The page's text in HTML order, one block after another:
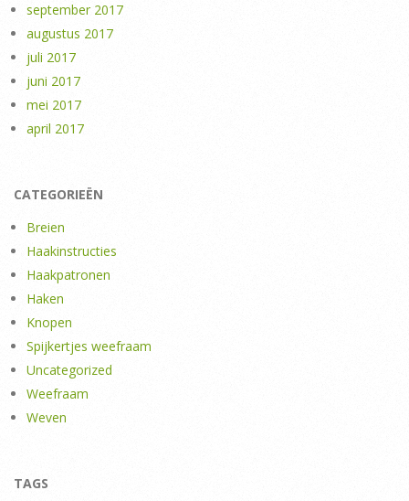
september 2017
augustus 2017
juli 2017
juni 2017
mei 2017
april 2017
CATEGORIEËN
Breien
Haakinstructies
Haakpatronen
Haken
Knopen
Spijkertjes weefraam
Uncategorized
Weefraam
Weven
TAGS